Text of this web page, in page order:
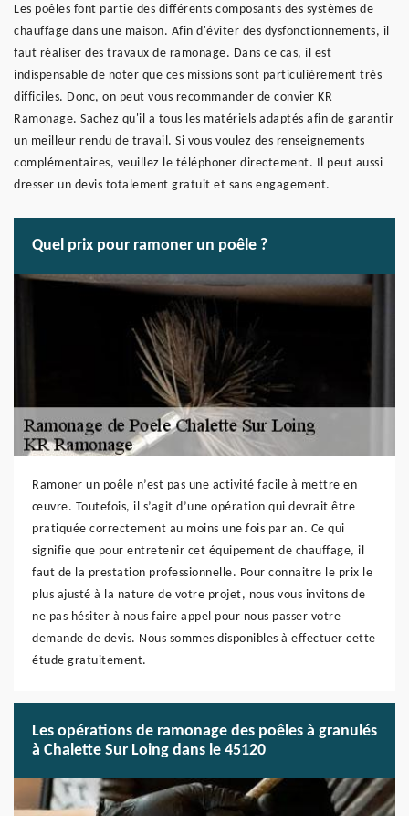
Les poêles font partie des différents composants des systèmes de
chauffage dans une maison. Afin d'éviter des dysfonctionnements, il
faut réaliser des travaux de ramonage. Dans ce cas, il est
indispensable de noter que ces missions sont particulièrement très
difficiles. Donc, on peut vous recommander de convier KR
Ramonage. Sachez qu'il a tous les matériels adaptés afin de garantir
un meilleur rendu de travail. Si vous voulez des renseignements
complémentaires, veuillez le téléphoner directement. Il peut aussi
dresser un devis totalement gratuit et sans engagement.
Quel prix pour ramoner un poêle ?
Ramoner un poêle n’est pas une activité facile à mettre en
œuvre. Toutefois, il s’agit d’une opération qui devrait être
pratiquée correctement au moins une fois par an. Ce qui
signifie que pour entretenir cet équipement de chauffage, il
faut de la prestation professionnelle. Pour connaitre le prix le
plus ajusté à la nature de votre projet, nous vous invitons de
ne pas hésiter à nous faire appel pour nous passer votre
demande de devis. Nous sommes disponibles à effectuer cette
étude gratuitement.
Les opérations de ramonage des poêles à granulés
à Chalette Sur Loing dans le 45120